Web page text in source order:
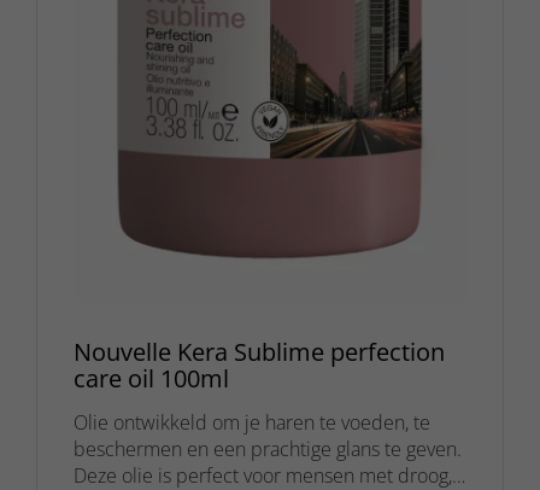
Nouvelle Kera Sublime perfection
care oil 100ml
Olie ontwikkeld om je haren te voeden, te
beschermen en een prachtige glans te geven.
Deze olie is perfect voor mensen met droog,